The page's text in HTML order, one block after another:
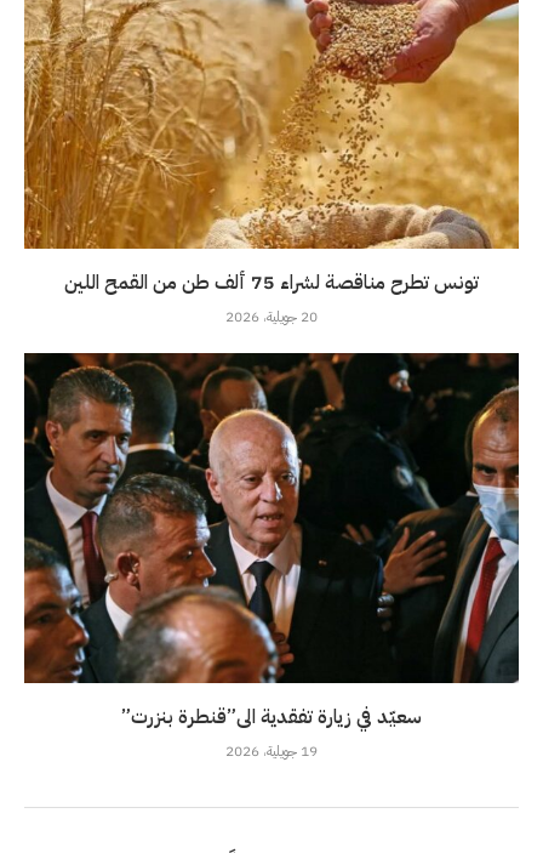
تونس تطرح مناقصة لشراء 75 ألف طن من القمح اللين
20 جويلية، 2026
سعيّد في زيارة تفقدية الى”قنطرة بنزرت”
19 جويلية، 2026